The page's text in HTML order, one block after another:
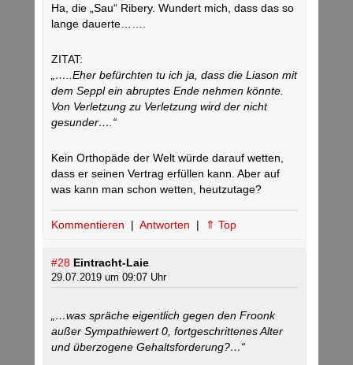
Ha, die „Sau“ Ribery. Wundert mich, dass das so
lange dauerte…….
ZITAT:
„…..Eher befürchten tu ich ja, dass die Liason mit
dem Seppl ein abruptes Ende nehmen könnte.
Von Verletzung zu Verletzung wird der nicht
gesunder….“
Kein Orthopäde der Welt würde darauf wetten,
dass er seinen Vertrag erfüllen kann. Aber auf
was kann man schon wetten, heutzutage?
Kommentieren | Antworten | ⇑ Top
#28 Eintracht-Laie
29.07.2019 um 09:07 Uhr
„…was spräche eigentlich gegen den Froonk
außer Sympathiewert 0, fortgeschrittenes Alter
und überzogene Gehaltsforderung?…“